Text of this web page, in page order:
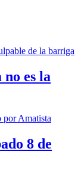
es la
8 de